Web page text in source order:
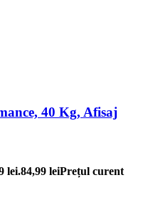
40 Kg, Afisaj
lei.84,99 leiPrețul curent